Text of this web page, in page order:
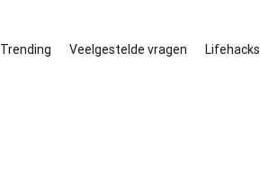
Trending Veelgestelde vragen Lifehacks